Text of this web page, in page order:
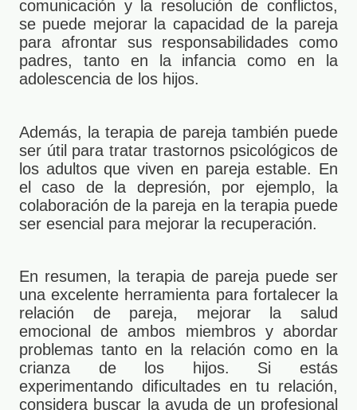
comunicación y la resolución de conflictos,
se puede mejorar la capacidad de la pareja
para afrontar sus responsabilidades como
padres, tanto en la infancia como en la
adolescencia de los hijos.
Además, la terapia de pareja también puede
ser útil para tratar trastornos psicológicos de
los adultos que viven en pareja estable. En
el caso de la depresión, por ejemplo, la
colaboración de la pareja en la terapia puede
ser esencial para mejorar la recuperación.
En resumen, la terapia de pareja puede ser
una excelente herramienta para fortalecer la
relación de pareja, mejorar la salud
emocional de ambos miembros y abordar
problemas tanto en la relación como en la
crianza de los hijos. Si estás
experimentando dificultades en tu relación,
considera buscar la ayuda de un profesional